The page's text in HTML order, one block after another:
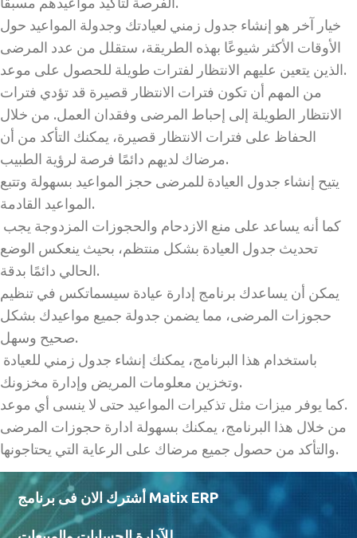
خيار آخر هو إنشاء جدول زمني لعيادتك وجدولة المواعيد حول
الأوقات الأكثر شيوعًا بهذه الطريقة، ستقلل من عدد المرضى
الذين يتعين عليهم الانتظار لفترات طويلة للحصول على موعد.
من المهم أن تكون فترات الانتظار قصيرة قد تؤدي فترات
الانتظار الطويلة إلى إحباط المرضى وفقدان العمل. من خلال
الحفاظ على فترات الانتظار قصيرة، يمكنك التأكد من أن
مرضاك لديهم دائمًا فرصة لرؤية الطبيب.
يتيح إنشاء جدول العيادة للمرضى حجز المواعيد بسهولة وتتبع
المواعيد القادمة.
تحديث جدول العيادة بشكل منتظم، بحيث ينعكس الوضع
الحالي دائمًا بدقة.
يمكن أن يساعدك برنامج إدارة عيادة سيسماتكس في تنظيم
حجوزات المرضى، مما يضمن جدولة جميع مواعيدك بشكل
صحيح وسهل.
وتخزين معلومات المريض وإدارة مخزونك.
كما يوفر ميزات مثل تذكيرات المواعيد حتى لا ينسى أي موعد.
من خلال هذا البرنامج، يمكنك بسهولة ادارة حجوزات المرضى
والتأكد من حصول جميع مرضاك على الرعاية التي يحتاجونها.
أشترك الان فى برنامج Matix ERP